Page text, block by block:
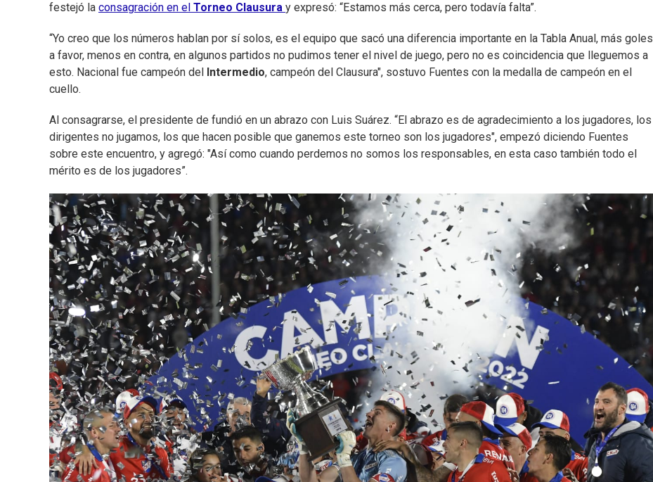
festejó la consagración en el Torneo Clausura y expresó: “Estamos más cerca, pero todavía falta”.
“Yo creo que los números hablan por sí solos, es el equipo que sacó una diferencia importante en la Tabla Anual, más goles
a favor, menos en contra, en algunos partidos no pudimos tener el nivel de juego, pero no es coincidencia que lleguemos a
esto. Nacional fue campeón del
Intermedio, campeón del Clausura", sostuvo Fuentes con la medalla de campeón en el
cuello.
Al consagrarse, el presidente de fundió en un abrazo con Luis Suárez. “El abrazo es de agradecimiento a los jugadores, los
dirigentes no jugamos, los que hacen posible que ganemos este torneo son los jugadores", empezó diciendo Fuentes
sobre este encuentro, y agregó: "Así como cuando perdemos no somos los responsables, en esta caso también todo el
mérito es de los jugadores”.